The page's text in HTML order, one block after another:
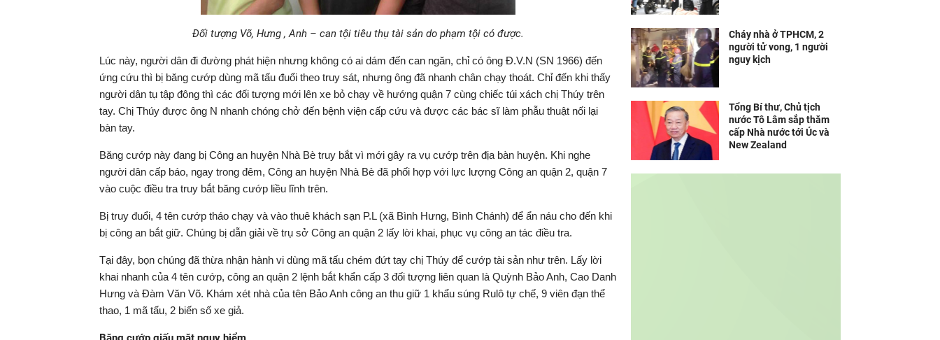
Đối tượng Võ, Hưng , Anh – can tội tiêu thụ tài sản do phạm tội có được.
Lúc này, người dân đi đường phát hiện nhưng không có ai dám đến can ngăn, chỉ có ông Đ.V.N (SN 1966) đến
ứng cứu thì bị băng cướp dùng mã tấu đuổi theo truy sát, nhưng ông đã nhanh chân chạy thoát. Chỉ đến khi thấy
người dân tụ tập đông thì các đối tượng mới lên xe bỏ chạy về hướng quận 7 cùng chiếc túi xách chị Thúy trên
tay. Chị Thúy được ông N nhanh chóng chở đến bệnh viện cấp cứu và được các bác sĩ làm phẫu thuật nối lại
bàn tay.
Băng cướp này đang bị Công an huyện Nhà Bè truy bắt vì mới gây ra vụ cướp trên địa bàn huyện. Khi nghe
người dân cấp báo, ngay trong đêm, Công an huyện Nhà Bè đã phối hợp với lực lượng Công an quận 2, quận 7
vào cuộc điều tra truy bắt băng cướp liều lĩnh trên.
Bị truy đuổi, 4 tên cướp tháo chạy và vào thuê khách sạn P.L (xã Bình Hưng, Bình Chánh) để ẩn náu cho đến khi
bị công an bắt giữ. Chúng bị dẫn giải về trụ sở Công an quận 2 lấy lời khai, phục vụ công an tác điều tra.
Tại đây, bọn chúng đã thừa nhận hành vi dùng mã tấu chém đứt tay chị Thúy để cướp tài sản như trên. Lấy lời
khai nhanh của 4 tên cướp, công an quận 2 lệnh bắt khẩn cấp 3 đối tượng liên quan là Quỳnh Bảo Anh, Cao Danh
Hưng và Đàm Văn Võ. Khám xét nhà của tên Bảo Anh công an thu giữ 1 khẩu súng Rulô tự chế, 9 viên đạn thể
thao, 1 mã tấu, 2 biến số xe giả.
Cháy nhà ở TPHCM, 2
người tử vong, 1 người
nguy kịch
Tổng Bí thư, Chủ tịch
nước Tô Lâm sắp thăm
cấp Nhà nước tới Úc và
New Zealand